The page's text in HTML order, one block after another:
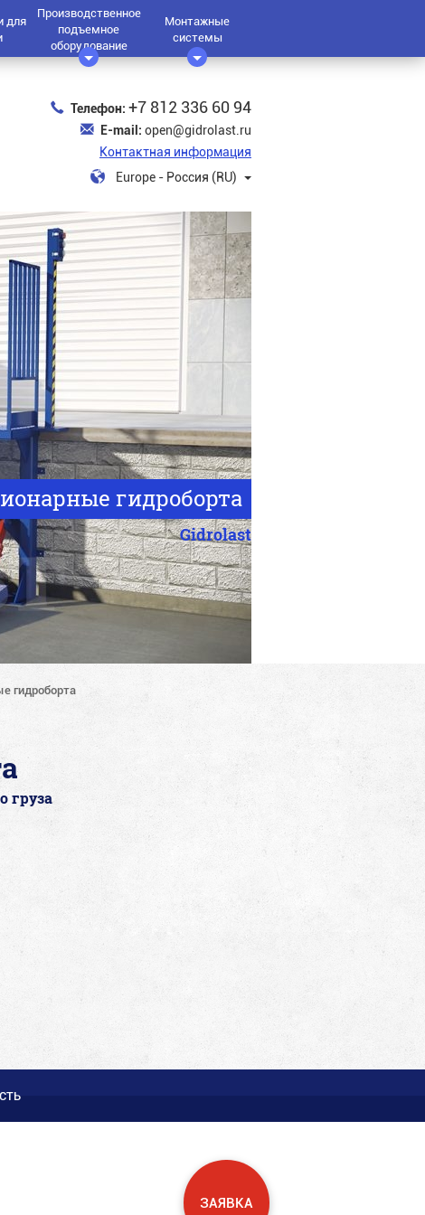
для
Производственное
подъемное
оборудование
Монтажные
системы
Телефон: +7 812 336 60 94
E-mail: open@gidrolast.ru
Контактная информация
Europe - Россия (RU)
гидроборта
Gidrolast
гидроборта
груза
ЗАЯВКА